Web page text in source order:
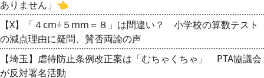
ありません」👈
【X】「４cm÷５mm＝８」は間違い？ 小学校の算数テスト
の減点理由に疑問、賛否両論の声
【埼玉】虐待防止条例改正案は「むちゃくちゃ」 PTA協議会
が反対署名活動